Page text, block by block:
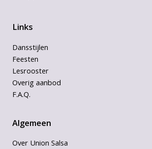
Links
Dansstijlen
Feesten
Lesrooster
Overig aanbod
F.A.Q.
Algemeen
Over Union Salsa